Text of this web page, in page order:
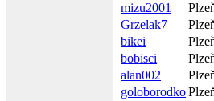
mizu2001
Grzelak7
bikei
bobisci
alan002
goloborodko